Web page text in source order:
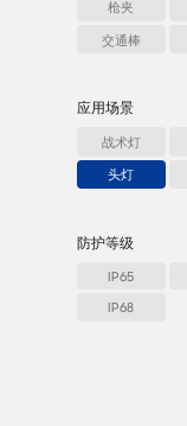
枪夹
交通棒
应用场景
战术灯
头灯
防护等级
IP65
IP68